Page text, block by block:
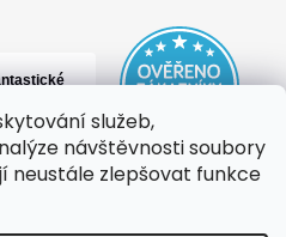
služeb,
návštěvnosti soubory
neustále zlepšovat funkce